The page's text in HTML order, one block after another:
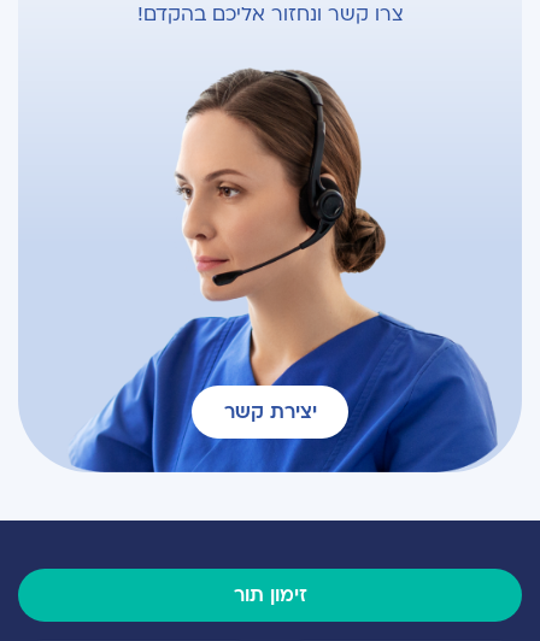
צרו קשר ונחזור אליכם בהקדם!
יצירת קשר
זימון תור